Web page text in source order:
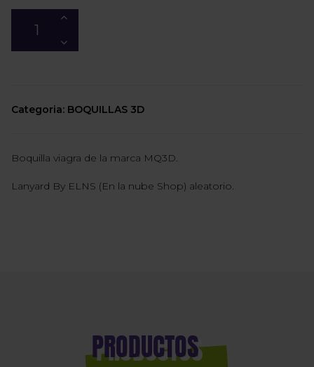
Categoria: BOQUILLAS 3D
Boquilla viagra de la marca MQ3D.
Lanyard By ELNS (En la nube Shop) aleatorio.
PRODUCTOS